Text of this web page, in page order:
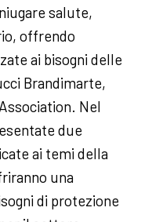
salute,
offrendo
ai bisogni delle
Brandimarte,
Nel
due
ai temi della
una
di protezione